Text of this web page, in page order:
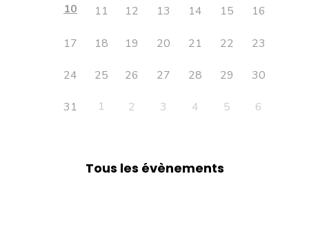
10
11 12 13 14 15 16
17 18 19 20 21 22 23
24 25 26 27 28 29 30
31 1 2 3 4 5 6
Tous les évènements